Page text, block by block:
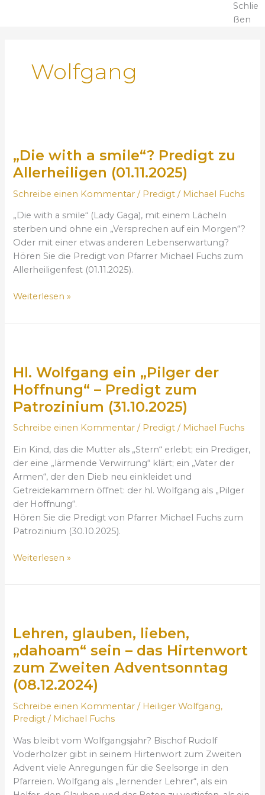
Schlie
ßen
Wolfgang
„Die with a smile“? Predigt zu
Allerheiligen (01.11.2025)
Schreibe einen Kommentar / Predigt / Michael Fuchs
„Die with a smile“ (Lady Gaga), mit einem Lächeln
sterben und ohne ein „Versprechen auf ein Morgen“?
Oder mit einer etwas anderen Lebenserwartung?
Hören Sie die Predigt von Pfarrer Michael Fuchs zum
Allerheiligenfest (01.11.2025).
e
w
i
h
a
s
m
i
e
e
d
i
g
t
u
A
l
l
e
r
h
i
i
n
0
1
.
1
.
2
0
2
5
)
Weiterlesen »
Hl. Wolfgang ein „Pilger der
Hoffnung“ – Predigt zum
Patrozinium (31.10.2025)
Schreibe einen Kommentar / Predigt / Michael Fuchs
Ein Kind, das die Mutter als „Stern“ erlebt; ein Prediger,
der eine „lärmende Verwirrung“ klärt; ein „Vater der
Armen“, der den Dieb neu einkleidet und
Getreidekammern öffnet: der hl. Wolfgang als „Pilger
der Hoffnung“.
Hören Sie die Predigt von Pfarrer Michael Fuchs zum
Patrozinium (30.10.2025).
.
W
o
l
f
a
n
g
e
i
n
„
i
g
d
r
H
o
f
n
u
n
g
“
–
Weiterlesen »
Lehren, glauben, lieben,
„dahoam“ sein – das Hirtenwort
zum Zweiten Adventsonntag
(08.12.2024)
Schreibe einen Kommentar / Heiliger Wolfgang,
Predigt / Michael Fuchs
Was bleibt vom Wolfgangsjahr? Bischof Rudolf
Voderholzer gibt in seinem Hirtenwort zum Zweiten
Advent viele Anregungen für die Seelsorge in den
Pfarreien. Wolfgang als „lernender Lehrer“, als ein
h
e
n
,
l
u
b
e
n